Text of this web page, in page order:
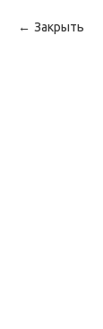
Закрыть